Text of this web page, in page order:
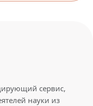
сервис,
науки из